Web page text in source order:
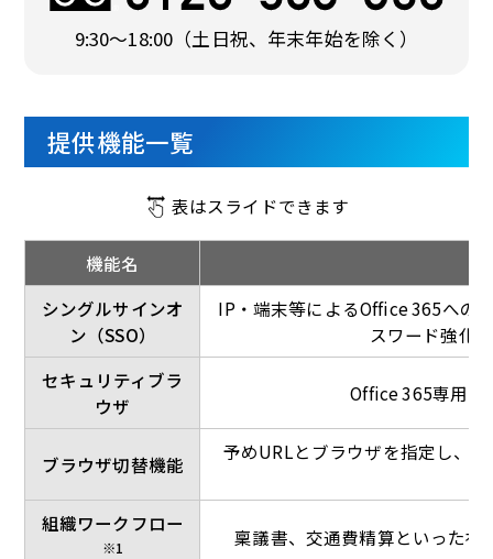
9:30〜18:00 （土日祝、年末年始を除く）
提供機能一覧
表はスライドできます
機能名
シングルサインオ
ン（SSO）
IP・端末等によるOffice 365への
スワード強化
セキュリティブラ
ウザ
Office 365専用の
ブラウザ切替機能
予めURLとブラウザを指定し、
組織ワークフロー
※1 稟議書、交通費精算といった